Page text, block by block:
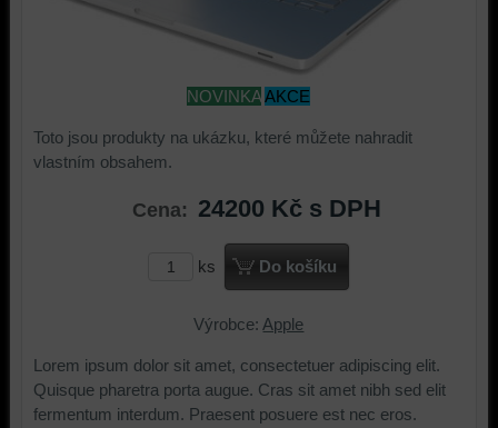
NOVINKA AKCE
Toto jsou produkty na ukázku, které můžete nahradit
vlastním obsahem.
Cena: 24200 Kč s DPH
ks Do košíku
Výrobce: Apple
Lorem ipsum dolor sit amet, consectetuer adipiscing elit.
Quisque pharetra porta augue. Cras sit amet nibh sed elit
fermentum interdum. Praesent posuere est nec eros.